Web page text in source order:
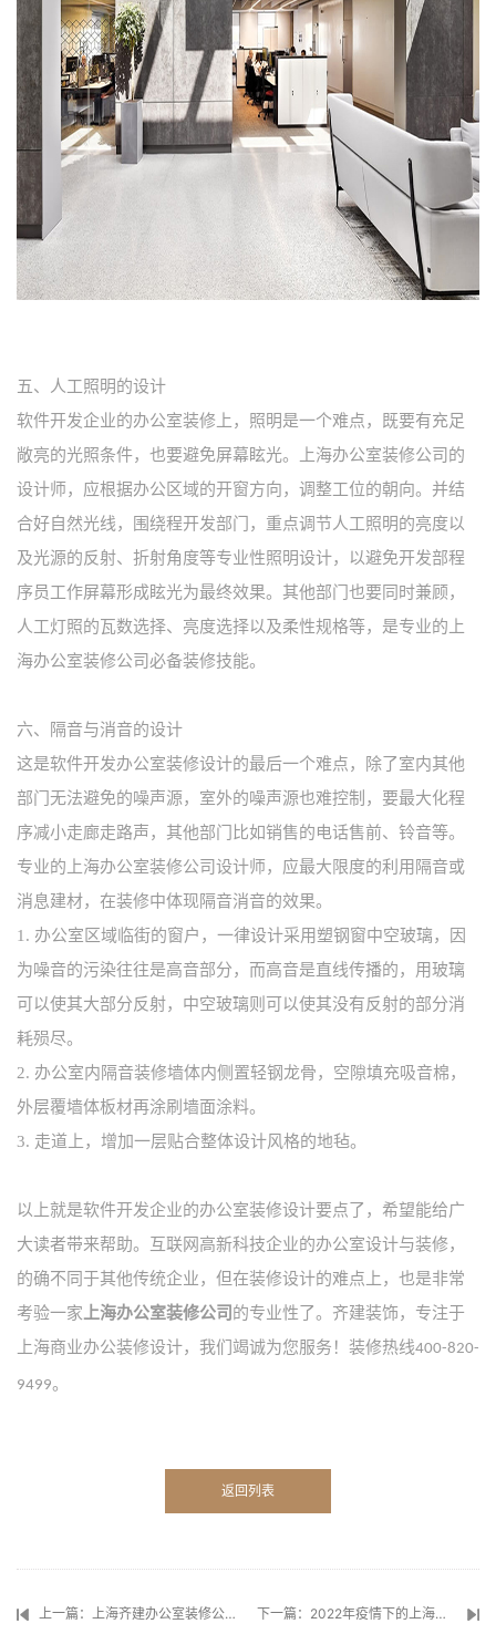
五、人工照明的设计
软件开发企业的办公室装修上，照明是一个难点，既要有充足
敞亮的光照条件，也要避免屏幕眩光。上海办公室装修公司的
设计师，应根据办公区域的开窗方向，调整工位的朝向。并结
合好自然光线，围绕程开发部门，重点调节人工照明的亮度以
及光源的反射、折射角度等专业性照明设计，以避免开发部程
序员工作屏幕形成眩光为最终效果。其他部门也要同时兼顾，
人工灯照的瓦数选择、亮度选择以及柔性规格等，是专业的上
海办公室装修公司必备装修技能。
六、隔音与消音的设计
这是软件开发办公室装修设计的最后一个难点，除了室内其他
部门无法避免的噪声源，室外的噪声源也难控制，要最大化程
序减小走廊走路声，其他部门比如销售的电话售前、铃音等。
专业的上海办公室装修公司设计师，应最大限度的利用隔音或
消息建材，在装修中体现隔音消音的效果。
1. 办公室区域临街的窗户，一律设计采用塑钢窗中空玻璃，因
为噪音的污染往往是高音部分，而高音是直线传播的，用玻璃
可以使其大部分反射，中空玻璃则可以使其没有反射的部分消
耗殒尽。
2. 办公室内隔音装修墙体内侧置轻钢龙骨，空隙填充吸音棉，
外层覆墙体板材再涂刷墙面涂料。
3. 走道上，增加一层贴合整体设计风格的地毡。
以上就是软件开发企业的办公室装修设计要点了，希望能给广
大读者带来帮助。互联网高新科技企业的办公室设计与装修，
的确不同于其他传统企业，但在装修设计的难点上，也是非常
考验一家 上海办公室装修公司 的专业性了。齐建装饰，专注于
上海商业办公装修设计，我们竭诚为您服务！装修热线400-820-
9499。
返回列表
上一篇：上海齐建办公室装修公司案例：游戏大厂米哈游办公室 下一篇：2022年疫情下的上海办公室装修设计新势力